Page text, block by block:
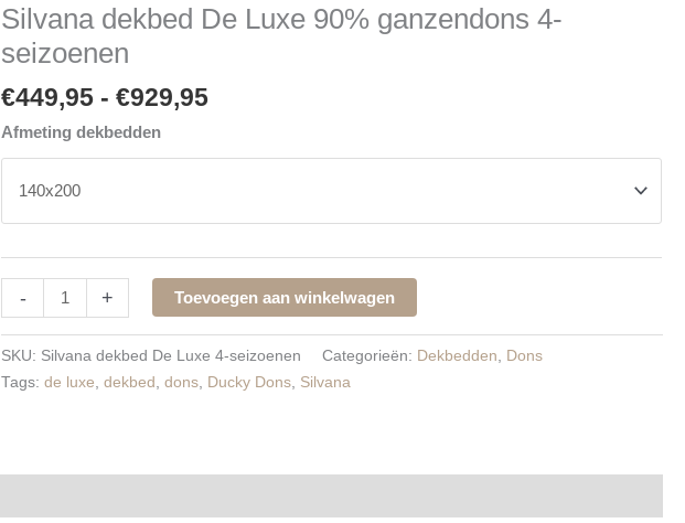
Silvana dekbed De Luxe 90% ganzendons 4-
seizoenen
€449,95 - €929,95
tot
Afmeting dekbedden
-
De
Luxe
ganzendons
4-
seizoenen
aantal
+ Toevoegen aan winkelwagen
SKU: Silvana dekbed De Luxe 4-seizoenen Categorieën: Dekbedden, Dons
Tags:de luxe,dekbed ,dons, Ducky Dons, Silvana